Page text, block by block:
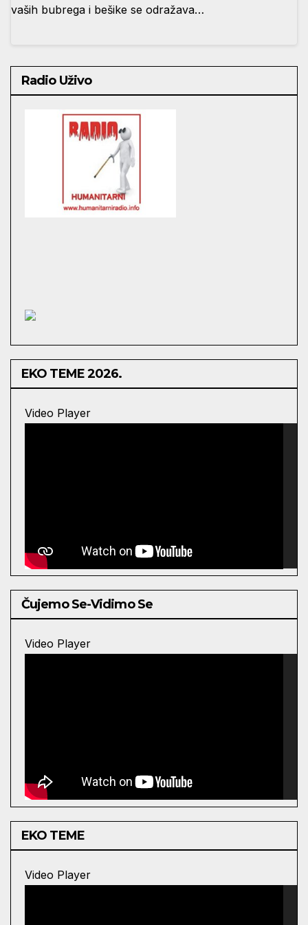
vaših bubrega i bešike se odražava…
Radio Uživo
EKO TEME 2026.
Video Player
00:00
22:28
Čujemo Se-Vidimo Se
Video Player
00:00
12:16
EKO TEME
Video Player